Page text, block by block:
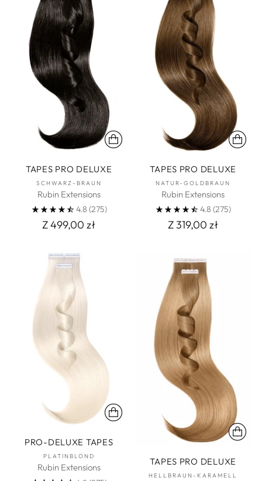
TAPES PRO DELUXE
SCHWARZ-BRAUN
Rubin Extensions
4.8 (275)
Z 499,00 zł
TAPES PRO DELUXE
NATUR-GOLDBRAUN
Rubin Extensions
4.8 (275)
Z 319,00 zł
PRO-DELUXE TAPES
PLATINBLOND
Rubin Extensions
TAPES PRO DELUXE
HELLBRAUN-KARAMELL